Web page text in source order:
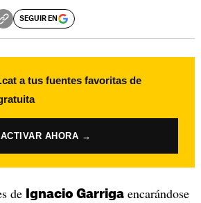
SEGUIR EN
a tus fuentes favoritas de
ACTIVAR AHORA →
de Ignacio Garrigaencarándose